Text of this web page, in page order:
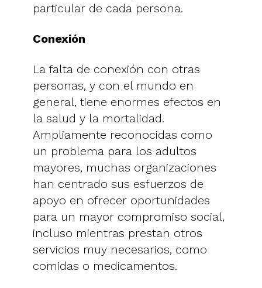
particular de cada persona.
Conexión
La falta de conexión con otras
personas, y con el mundo en
general, tiene enormes efectos en
la salud y la mortalidad.
Ampliamente reconocidas como
un problema para los adultos
mayores, muchas organizaciones
han centrado sus esfuerzos de
apoyo en ofrecer oportunidades
para un mayor compromiso social,
incluso mientras prestan otros
servicios muy necesarios, como
comidas o medicamentos.